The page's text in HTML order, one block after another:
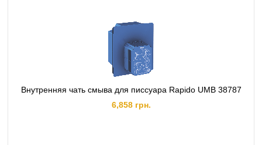
Внутренняя чать смыва для писсуара Rapido UMB 38787
6,858 грн.